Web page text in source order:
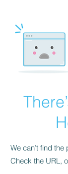
We can’t find the
Check the URL,